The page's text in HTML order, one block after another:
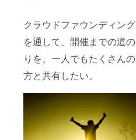
クラウドファウンディング
を通して、開催までの道の
りを、一人でもたくさんの
方と共有したい。